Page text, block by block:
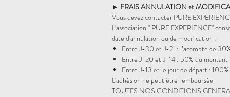
► FRAIS ANNULATION et
Vous devez contacter PURE
L'association " PURE EXPERIENCE"
date d'annulation ou de modification :
Entre J-30 et J-21 : l’acompte de
Entre J-20 et J-14 : 50% du montant
Entre J-13 et le jour de départ :
L'adhésion ne peut être remboursée.
TOUTES NOS CONDITIONS